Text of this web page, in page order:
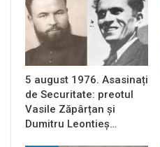
5 august 1976. Asasinați
de Securitate: preotul
Vasile Zăpârțan și
Dumitru Leontieș…